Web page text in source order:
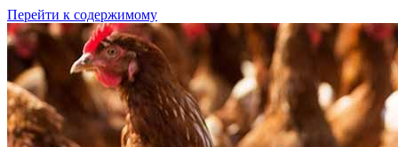
Перейти к содержимому